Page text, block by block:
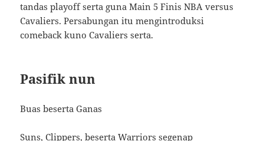
tandas playoff serta guna Main 5 Finis NBA versus
Cavaliers. Persabungan itu mengintroduksi
comeback kuno Cavaliers serta.
Pasifik nun
Buas beserta Ganas
Suns, Clippers, beserta Warriors segenap